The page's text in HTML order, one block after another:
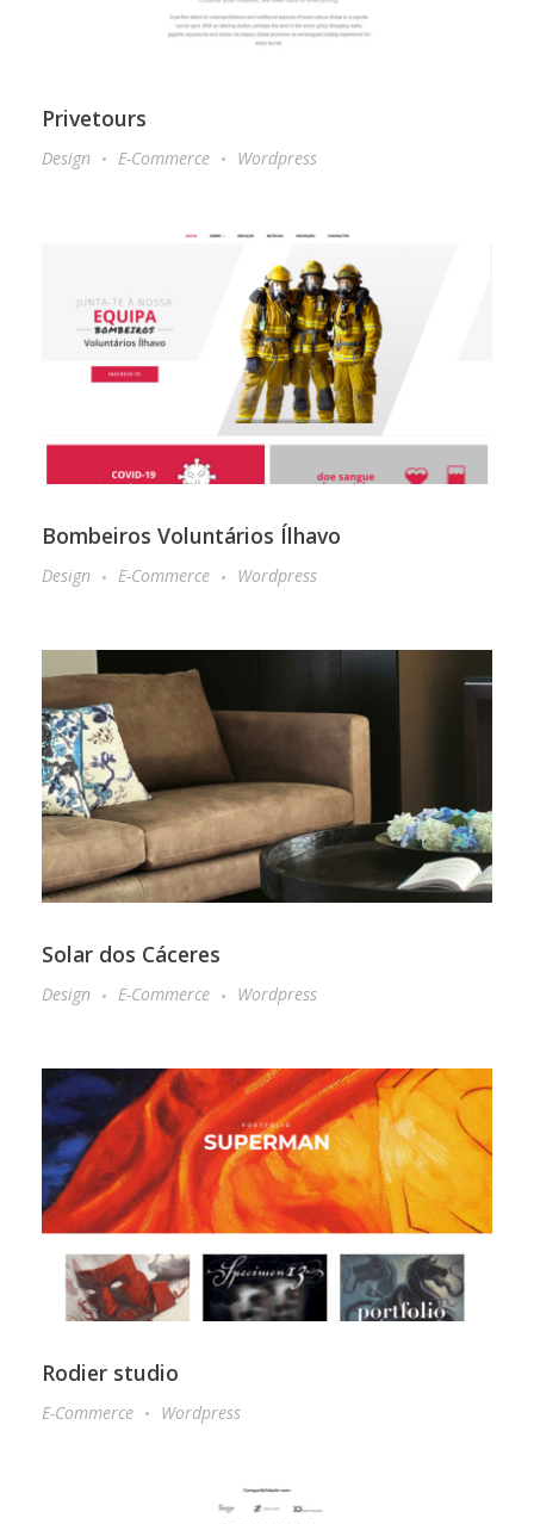
Privetours
Design E-Commerce Wordpress
Bombeiros Voluntários Ílhavo
Design E-Commerce Wordpress
Solar dos Cáceres
Design E-Commerce Wordpress
Rodier studio
E-Commerce Wordpress